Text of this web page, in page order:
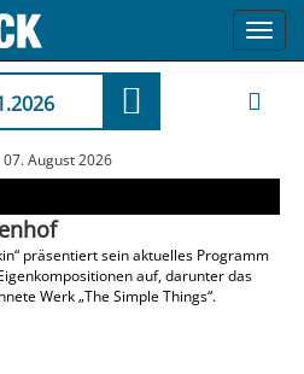
07. August 2026
präsentiert sein aktuelles Programm
auf, darunter das
Werk „The Simple Things“.